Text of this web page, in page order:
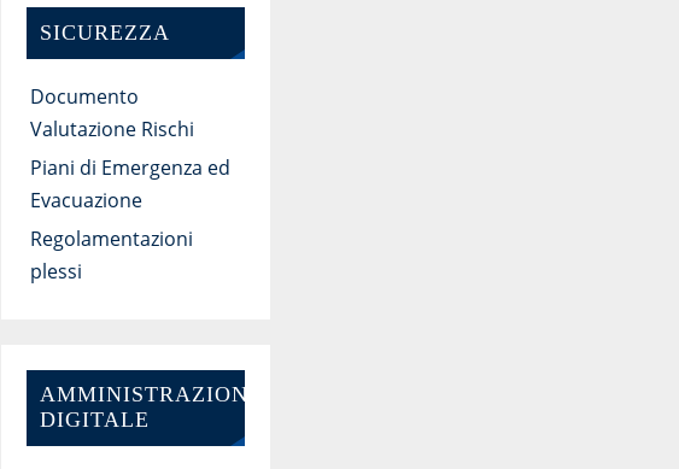
SICUREZZA
Documento
Valutazione Rischi
Piani di Emergenza ed
Evacuazione
Regolamentazioni
plessi
AMMINISTRAZIONE
DIGITALE